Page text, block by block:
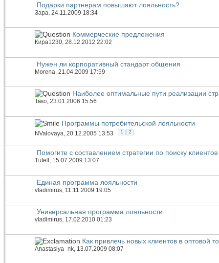
Подарки партнерам повышают лояльность?
Зара , 24.11.2009 18:34
Коммерческие предложения
Кира1230, 28.12.2012 22:02
Нужен ли корпоративный стандарт общения
Morena , 21.04.2009 17:59
Наиболее оптимальные пути реализации
Тако, 23.01.2006 15:56
Программы потребительской лояльности
NValovaya , 20.12.2005 13:53 1 2
Помогите с составлением стратегии по поиску клиентов
Tutell , 15.07.2009 13:07
Единая программа лояльности
vladimirus , 11.11.2009 19:05
Универсальная программа лояльности
vladimirus, 17.02.2010 01:23
Как привлечь новых клиентов в оптовой
Anastasiya_nk, 13.07.2009 08:07